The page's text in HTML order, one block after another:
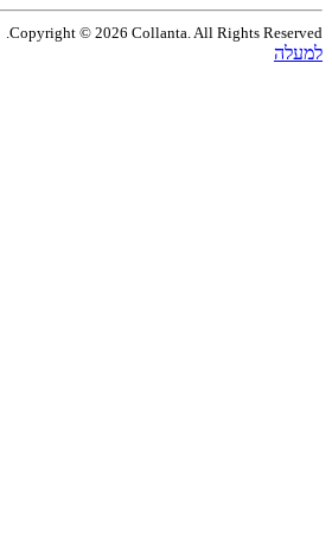
Copyright © 2026 Collanta. All Rights